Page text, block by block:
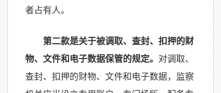
者占有人。
第二款是关于被调取、查封、扣押的财
物、文件和电子数据保管的规定。 对调取、
查封、扣押的财物、文件和电子数据，监察